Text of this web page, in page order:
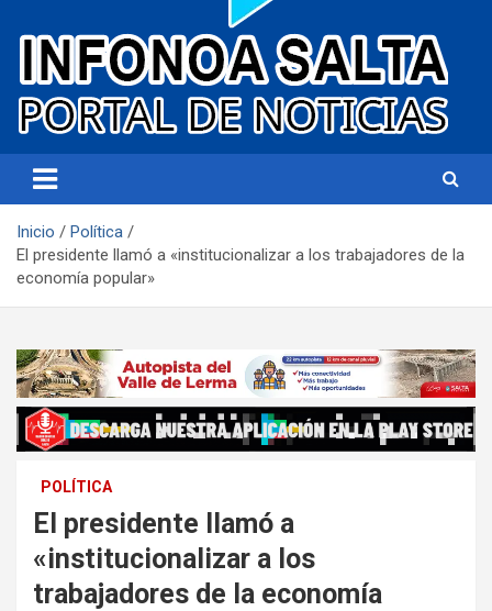
Infonoa Salta
Inicio
Política
El presidente llamó a «institucionalizar a los trabajadores de la
economía popular»
POLÍTICA
El presidente llamó a
«institucionalizar a los
trabajadores de la economía